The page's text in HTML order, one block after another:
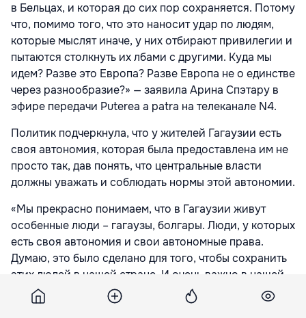
в Бельцах, и которая до сих пор сохраняется. Потому
что, помимо того, что это наносит удар по людям,
которые мыслят иначе, у них отбирают привилегии и
пытаются столкнуть их лбами с другими. Куда мы
идем? Разве это Европа? Разве Европа не о единстве
через разнообразие?» — заявила Арина Спэтару в
эфире передачи Puterea a patra на телеканале N4.
Политик подчеркнула, что у жителей Гагаузии есть
своя автономия, которая была предоставлена им не
просто так, дав понять, что центральные власти
должны уважать и соблюдать нормы этой автономии.
«Мы прекрасно понимаем, что в Гагаузии живут
особенные люди – гагаузы, болгары. Люди, у которых
есть своя автономия и свои автономные права.
Думаю, это было сделано для того, чтобы сохранить
этих людей в нашей стране. И очень важно в нашей
многоэтнической, многонациональной стране
научиться взаимоуважению», — отметила Спэтару.